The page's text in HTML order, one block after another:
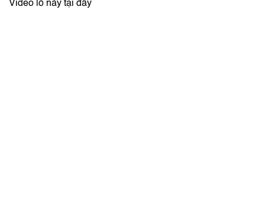
Video lô này tại đây